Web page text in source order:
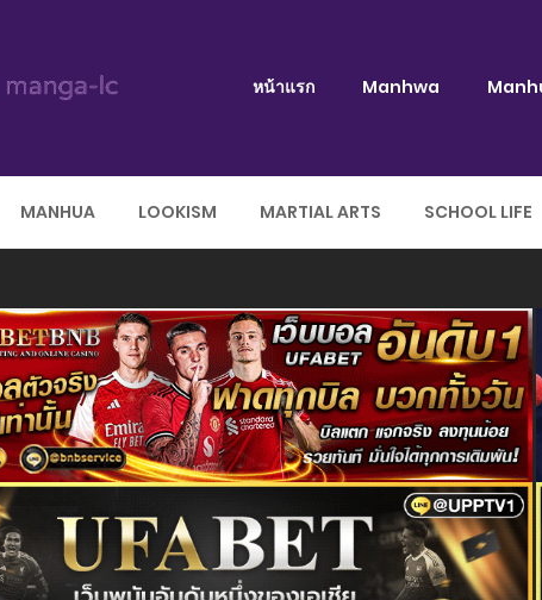
หน้าแรก Manhwa
MANHUA LOOKISM MARTIAL ARTS SCHOOL LIFE